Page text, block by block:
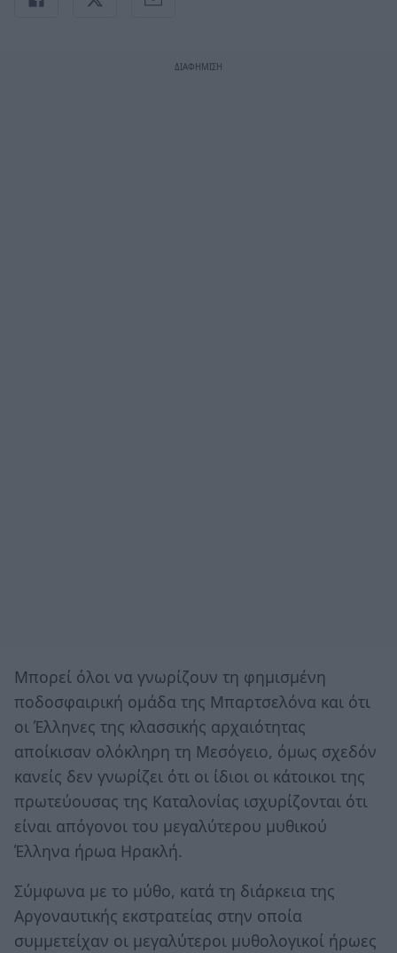
Μπορεί όλοι να γνωρίζουν τη φημισμένη
ποδοσφαιρική ομάδα της Μπαρτσελόνα και ότι
οι Έλληνες της κλασσικής αρχαιότητας
αποίκισαν ολόκληρη τη Μεσόγειο, όμως σχεδόν
κανείς δεν γνωρίζει ότι οι ίδιοι οι κάτοικοι της
πρωτεύουσας της Καταλονίας ισχυρίζονται ότι
είναι απόγονοι του μεγαλύτερου μυθικού
Έλληνα ήρωα Ηρακλή.
Σύμφωνα με το μύθο, κατά τη διάρκεια της
Αργοναυτικής εκστρατείας στην οποία
συμμετείχαν οι μεγαλύτεροι μυθολογικοί ήρωες